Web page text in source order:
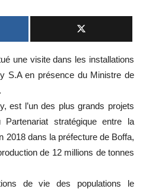
une visite dans les installations
S.A en présence du Ministre de
est l’un des plus grands projets
stratégique entre la
2018 dans la préfecture de Boffa,
de 12 millions de tonnes
de vie des populations le